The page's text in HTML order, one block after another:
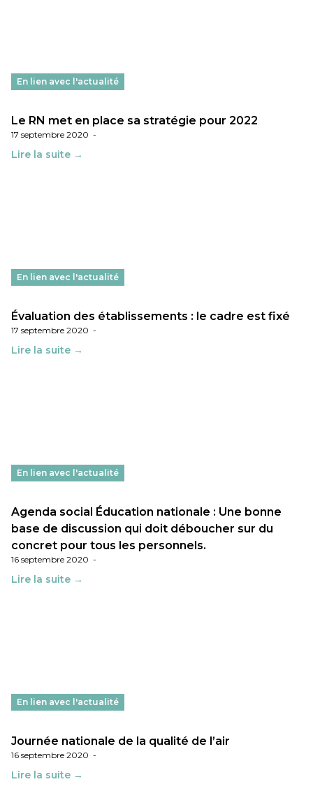
En lien avec l'actualité
Le RN met en place sa stratégie pour 2022
17 septembre 2020 -
Lire la suite →
En lien avec l'actualité
Évaluation des établissements : le cadre est fixé
17 septembre 2020 -
Lire la suite →
En lien avec l'actualité
Agenda social Éducation nationale : Une bonne
base de discussion qui doit déboucher sur du
concret pour tous les personnels.
16 septembre 2020 -
Lire la suite →
En lien avec l'actualité
Journée nationale de la qualité de l’air
16 septembre 2020 -
Lire la suite →